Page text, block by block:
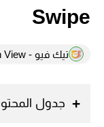
Swipe
تيك فيو - Tech View
جدول